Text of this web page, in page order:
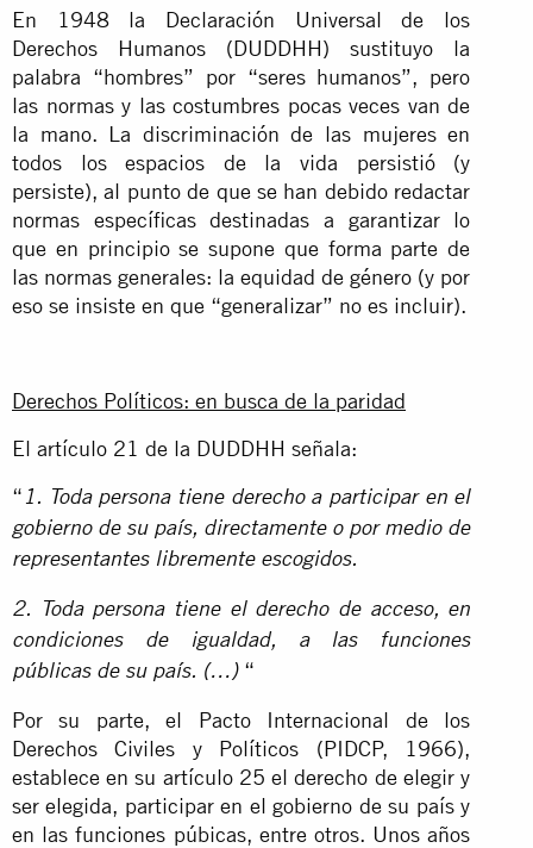
En 1948 la Declaración Universal de los
Derechos Humanos (DUDDHH) sustituyo la
palabra “hombres” por “seres humanos”, pero
las normas y las costumbres pocas veces van de
la mano. La discriminación de las mujeres en
todos los espacios de la vida persistió (y
persiste), al punto de que se han debido redactar
normas específicas destinadas a garantizar lo
que en principio se supone que forma parte de
las normas generales: la equidad de género (y por
eso se insiste en que “generalizar” no es incluir).
Derechos Políticos: en busca de la paridad
El artículo 21 de la DUDDHH señala:
“ 1. Toda persona tiene derecho a participar en el
gobierno de su país, directamente o por medio de
representantes libremente escogidos.
2. Toda persona tiene el derecho de acceso, en
condiciones de igualdad, a las funciones
públicas de su país. (…)“
Por su parte, el Pacto Internacional de los
Derechos Civiles y Políticos (PIDCP, 1966),
establece en su artículo 25 el derecho de elegir y
ser elegida, participar en el gobierno de su país y
en las funciones púbicas, entre otros. Unos años